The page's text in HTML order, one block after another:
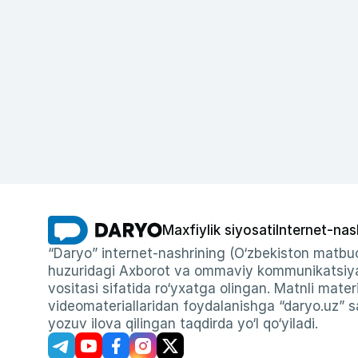
Maxfiylik siyosati Internet-
“Daryo” internet-nashrining (O‘zbekiston
huzuridagi Axborot va ommaviy
vositasi sifatida ro‘yxatga olingan. Matnli
videomateriallaridan foydalanishga “daryo.uz”
yozuv ilova qilingan taqdirda yo‘l qo‘yiladi.